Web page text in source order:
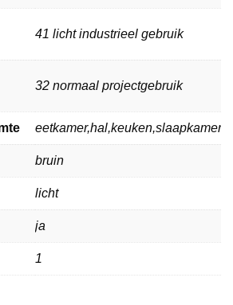
41 licht industrieel gebruik
32 normaal projectgebruik
bruin
licht
ja
1